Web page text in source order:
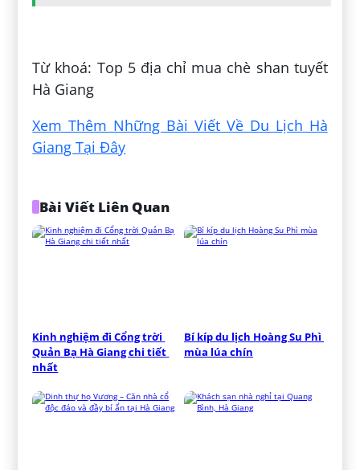
Từ khoá: Top 5 địa chỉ mua chè shan tuyết
Hà Giang
Xem Thêm Những Bài Viết Về Du Lịch Hà
Giang Tại Đây
Bài Viết Liên Quan
Kinh nghiệm đi Cổng trời
Quản Bạ Hà Giang chi tiết
nhất
Bí kíp du lịch Hoàng Su Phì
mùa lúa chín